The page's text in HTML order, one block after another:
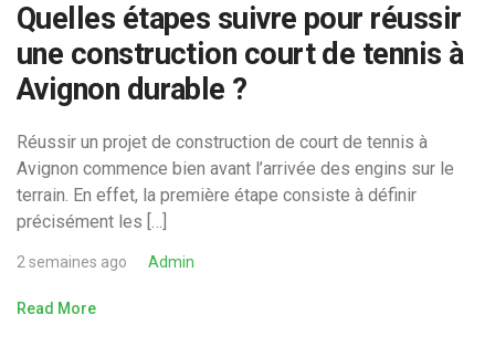
Quelles étapes suivre pour réussir
une construction court de tennis à
Avignon durable ?
Réussir un projet de construction de court de tennis à
Avignon commence bien avant l’arrivée des engins sur le
terrain. En effet, la première étape consiste à définir
précisément les […]
2 semaines ago Admin
Read More